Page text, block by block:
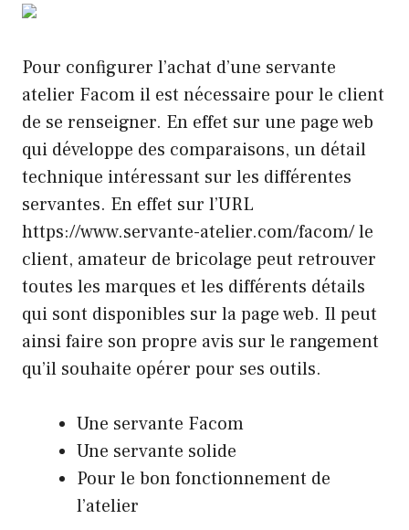
Pour configurer l’achat d’une servante
atelier Facom il est nécessaire pour le client
de se renseigner. En effet sur une page web
qui développe des comparaisons, un détail
technique intéressant sur les différentes
servantes. En effet sur l’URL
https://www.servante-atelier.com/facom/le
client, amateur de bricolage peut retrouver
toutes les marques et les différents détails
qui sont disponibles sur la page web. Il peut
ainsi faire son propre avis sur le rangement
qu’il souhaite opérer pour ses outils.
Une servante Facom
Une servante solide
Pour le bon fonctionnement de
l’atelier